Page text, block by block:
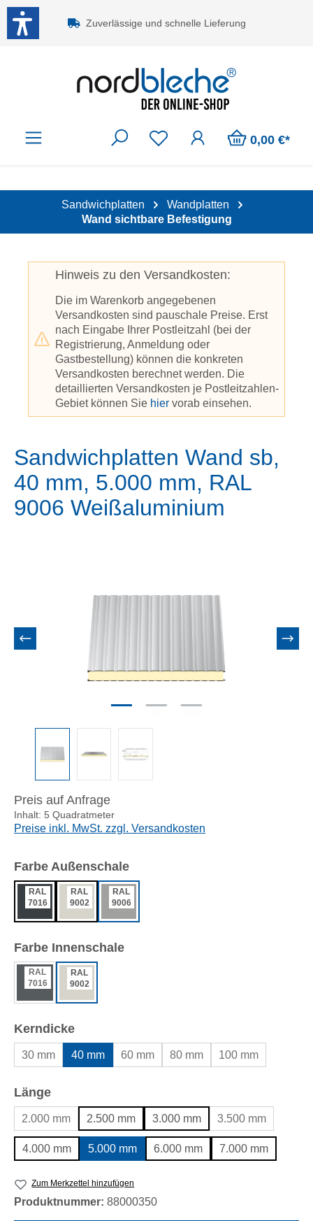
Zum Hauptinhalt springen
Zuverlässige und schnelle Lieferung
0,00 €*
Sandwichplatten
Wandplatten
Wand sichtbare Befestigung
Hinweis zu den Versandkosten:
Die im Warenkorb angegebenen
Versandkosten sind pauschale Preise. Erst
nach Eingabe Ihrer Postleitzahl (bei der
Registrierung, Anmeldung oder
Gastbestellung) können die konkreten
Versandkosten berechnet werden. Die
detaillierten Versandkosten je Postleitzahlen-
Gebiet können Sie hier vorab einsehen.
Sandwichplatten Wand sb,
40 mm, 5.000 mm, RAL
9006 Weißaluminium
Preis auf Anfrage
Inhalt: 5 Quadratmeter
Preise inkl. MwSt. zzgl. Versandkosten
Farbe Außenschaleauswählen
RAL
7016
RAL
9002
RAL
9006
Farbe Innenschaleauswählen
RAL
7016
RAL
9002
Kerndickeauswählen
30 mm 40 mm 60 mm 80 mm 100 mm
Längeauswählen
2.000 mm 2.500 mm 3.000 mm 3.500 mm
4.000 mm 5.000 mm 6.000 mm 7.000 mm
Zum Merkzettel hinzufügen
Produktnummer: 88000350